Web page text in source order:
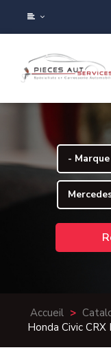
Accueil >
Honda Civic